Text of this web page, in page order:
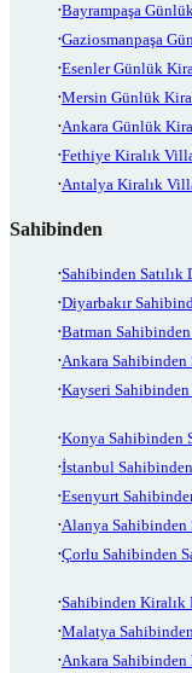
Bayrampaşa
Gaziosmanpaşa
Esenler Günlük
Mersin Günlük
Ankara Günlük
Fethiye Kiralık
Antalya Kiralık
Sahibinden
Sahibinden Satılık
Diyarbakır
Batman Sahibinden
Ankara Sahibinden
Kayseri Sahibinden
Konya Sahibinden
İstanbul
Esenyurt
Alanya Sahibinden
Çorlu Sahibinden
Sahibinden Kiralık
Malatya
Ankara Sahibinden